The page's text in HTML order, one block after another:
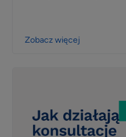
Zobacz więcej